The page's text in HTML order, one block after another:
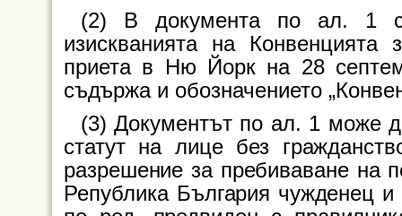
(2) В документа по ал. 1
изискванията на Конвенцията
приета в Ню Йорк на 28
съдържа и обозначението
(3) Документът по ал. 1 може
статут на лице без
разрешение за пребиваване на
Република България чужденец